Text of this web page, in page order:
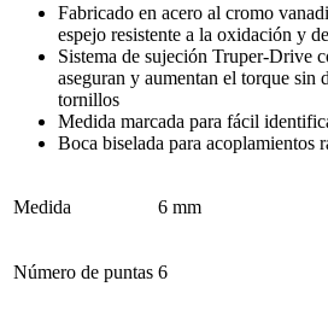
Fabricado en acero al cromo
espejo resistente a la oxidación y
Sistema de sujeción Truper-Drive
aseguran y aumentan el torque sin
tornillos
Medida marcada para fácil
Boca biselada para acoplamientos
Medida 6 mm
Número de puntas 6